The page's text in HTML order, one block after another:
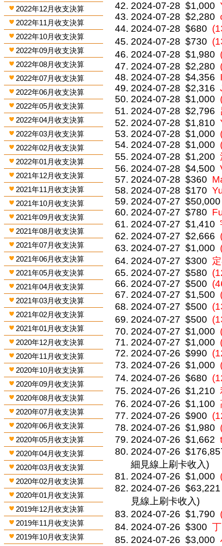
2022年12月收支決算
2022年11月收支決算
2022年10月收支決算
2022年09月收支決算
2022年08月收支決算
2022年07月收支決算
2022年06月收支決算
2022年05月收支決算
2022年04月收支決算
2022年03月收支決算
2022年02月收支決算
2022年01月收支決算
2021年12月收支決算
2021年11月收支決算
2021年10月收支決算
2021年09月收支決算
2021年08月收支決算
2021年07月收支決算
2021年06月收支決算
2021年05月收支決算
2021年04月收支決算
2021年03月收支決算
2021年02月收支決算
2021年01月收支決算
2020年12月收支決算
2020年11月收支決算
2020年10月收支決算
2020年09月收支決算
2020年08月收支決算
2020年07月收支決算
2020年06月收支決算
2020年05月收支決算
2020年04月收支決算
2020年03月收支決算
2020年02月收支決算
2020年01月收支決算
2019年12月收支決算
2019年11月收支決算
2019年10月收支決算
2024-07-28 $1,000
2024-07-28 $2,280
2024-07-28 $680
2024-07-28 $730
2024-07-28 $1,980
2024-07-28 $2,280
2024-07-28 $4,356
2024-07-28 $2,316
2024-07-28 $1,000
2024-07-28 $2,796
2024-07-28 $1,810
2024-07-28 $1,000
2024-07-28 $1,000
2024-07-28 $1,200
2024-07-28 $4,500
2024-07-28 $360
2024-07-28 $170
2024-07-27 $50,000
2024-07-27 $780
2024-07-27 $1,410
2024-07-27 $2,666
2024-07-27 $1,000
2024-07-27 $300
2024-07-27 $580
2024-07-27 $500
2024-07-27 $1,500
2024-07-27 $500
2024-07-27 $500
2024-07-27 $1,000
2024-07-27 $1,000
2024-07-26 $990
2024-07-26 $1,000
2024-07-26 $680
2024-07-26 $1,210
2024-07-26 $1,100
2024-07-26 $900
2024-07-26 $1,980
2024-07-26 $1,662
2024-07-26
細見線上刷卡收入)
2024-07-26 $1,000
2024-07-26 $63,221
見線上刷卡收入)
2024-07-26 $1,790
2024-07-26 $300 丁
2024-07-26 $3,000